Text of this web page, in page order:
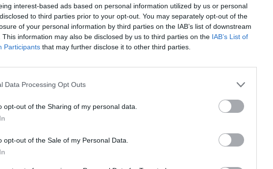
interest-based ads based on personal information utilized by us or personal
to third parties prior to your opt-out. You may separately opt-out of the
of your personal information by third parties on the IAB’s list of downstream
This information may also be disclosed by us to third parties on the IAB’s List of
Participants that may further disclose it to other third parties.
Data Processing Opt Outs
opt-out of the Sharing of my personal data.
opt-out of the Sale of my Personal Data.
ÄMNESORD
Börje
Dick Sundevall
Ebba Busch
Grov misshandel